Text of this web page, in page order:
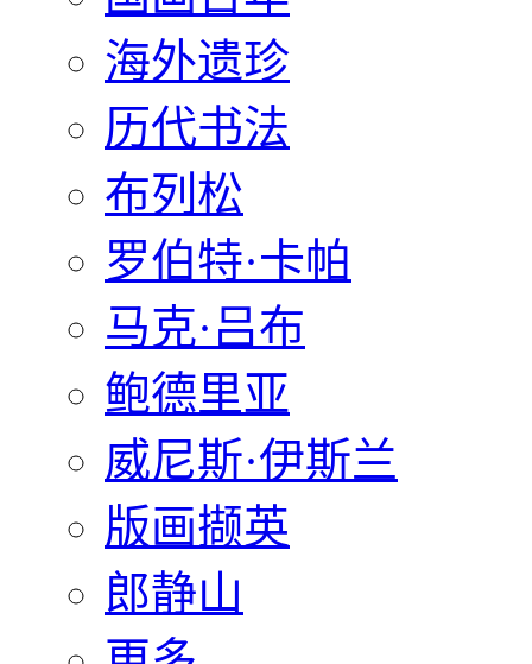
海外遗珍
历代书法
布列松
罗伯特·卡帕
马克·吕布
鲍德里亚
威尼斯·伊斯兰
版画撷英
郎静山